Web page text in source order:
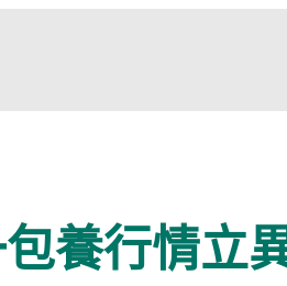
養行情立